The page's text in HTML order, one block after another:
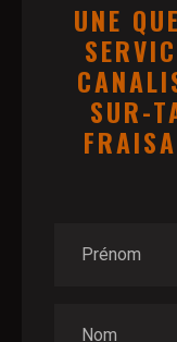
UNE
SUR-
Prénom
Nom